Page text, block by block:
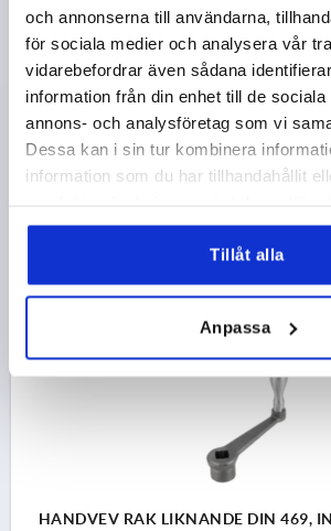
och annonserna till användarna,
för sociala medier och analysera vår
vidarebefordrar även sådana
information från din enhet till de sociala
annons- och analysföretag som vi
Dessa kan i sin tur kombinera
information som du har tillhandahållit
Tillåt alla
Anpassa
HANDVEV RAK LIKNANDE DIN 469,
SW=14+0,3, A=125, H=120, FORM:D
HANDTAG, GRÅJÄRN BLÄSTRAT
NYCKELVIDD=14+0,3 HÖJD=120
H2=34
H3=40 D1=34 FORM=D
DIAMETER ROTERANDE HANDTAG=25
Beställningsnummer:K0685.212X14
HANDVEV RAK LIKNANDE DIN 469,